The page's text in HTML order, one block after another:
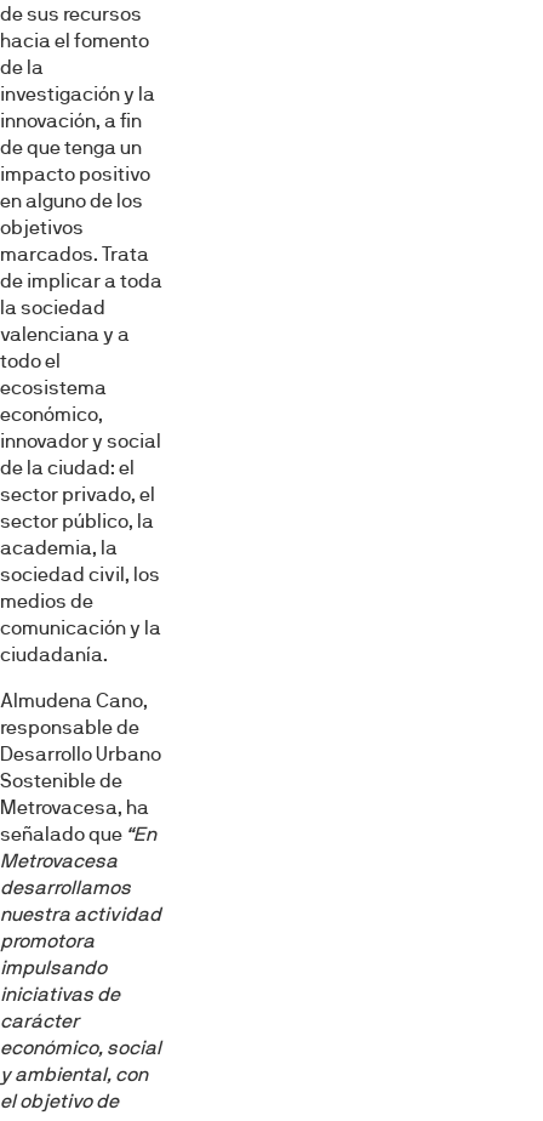
de sus recursos
hacia el fomento
de la
investigación y la
innovación, a fin
de que tenga un
impacto positivo
en alguno de los
objetivos
marcados. Trata
de implicar a toda
la sociedad
valenciana y a
todo el
ecosistema
económico,
innovador y social
de la ciudad: el
sector privado, el
sector público, la
academia, la
sociedad civil, los
medios de
comunicación y la
ciudadanía.
Almudena Cano,
responsable de
Desarrollo Urbano
Sostenible de
Metrovacesa, ha
señalado que “En
Metrovacesa
desarrollamos
nuestra actividad
promotora
impulsando
iniciativas de
carácter
económico, social
y ambiental, con
el objetivo de